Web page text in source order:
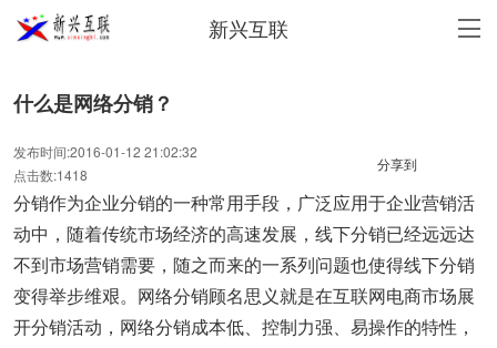
新兴互联
什么是网络分销？
发布时间:2016-01-12 21:02:32
点击数:1418
分享到
分销作为企业分销的一种常用手段，广泛应用于企业营销活
动中，随着传统市场经济的高速发展，线下分销已经远远达
不到市场营销需要，随之而来的一系列问题也使得线下分销
变得举步维艰。网络分销顾名思义就是在互联网电商市场展
开分销活动，网络分销成本低、控制力强、易操作的特性，